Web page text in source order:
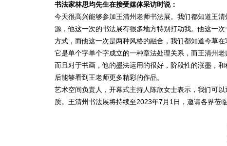
书法家林思均先生在接受媒体采访时说：
今天很高兴能够参加王清州老师书法展。我们都知道王
源，他这一次的书法展有很多地方特别打动我。他这一
方式，而他这一次是两种风格的融合，我们都知道今草
它是单个字单个字成立的一种章法处理关系，而王清州
而且对于书画，他的墨法运用的很好，阶段性的涨墨，
后能够看到王老师更多精彩的作品。
艺术空间负责人，开幕式主持人陈欣女士表示，我们可
质。王清州书法展将持续至2023年7月1日，邀请各界莅